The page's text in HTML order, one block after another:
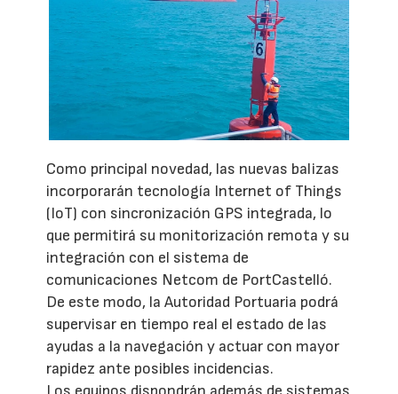
Como principal novedad, las nuevas balizas
incorporarán tecnología Internet of Things
(IoT) con sincronización GPS integrada, lo
que permitirá su monitorización remota y su
integración con el sistema de
comunicaciones Netcom de PortCastelló.
De este modo, la Autoridad Portuaria podrá
supervisar en tiempo real el estado de las
ayudas a la navegación y actuar con mayor
rapidez ante posibles incidencias.